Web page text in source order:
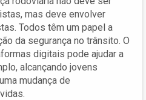
mas deve envolver
Todos têm um papel a
da segurança no trânsito. O
digitais pode ajudar a
alcançando jovens
mudança de